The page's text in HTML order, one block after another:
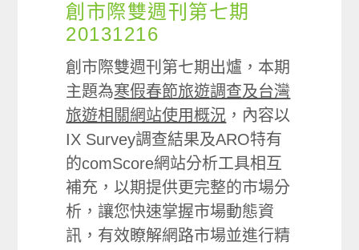
創市際雙週刊第七期
20131216
創市際雙週刊第七期出爐，本期
主題為寒假春節旅遊調查及台灣
旅遊相關網站使用概況 ，內容以
IX Survey調查結果及ARO特有
的comScore網站分析工具相互
補充，以期提供更完整的市場分
析，讓您快速掌握市場動態資
訊，有效瞭解網路市場並進行精